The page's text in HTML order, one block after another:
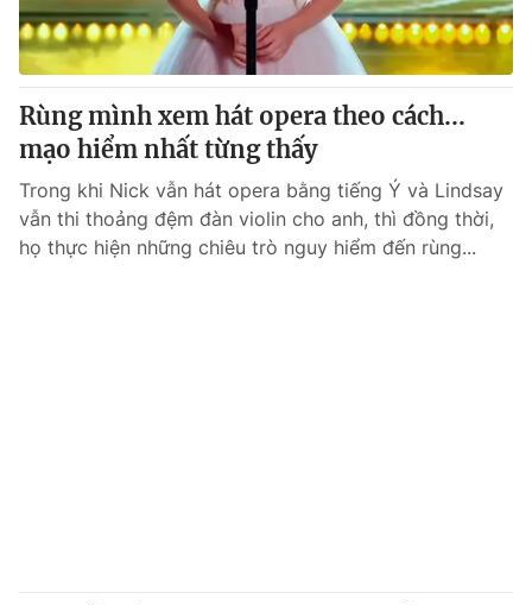
Rùng mình xem hát opera theo cách...
mạo hiểm nhất từng thấy
Trong khi Nick vẫn hát opera bằng tiếng Ý và Lindsay
vẫn thi thoảng đệm đàn violin cho anh, thì đồng thời,
họ thực hiện những chiêu trò nguy hiểm đến rùng...